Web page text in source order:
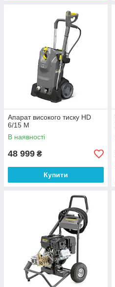
Апарат високого тиску HD
6/15 M
В наявності
48 999 ₴
Купити